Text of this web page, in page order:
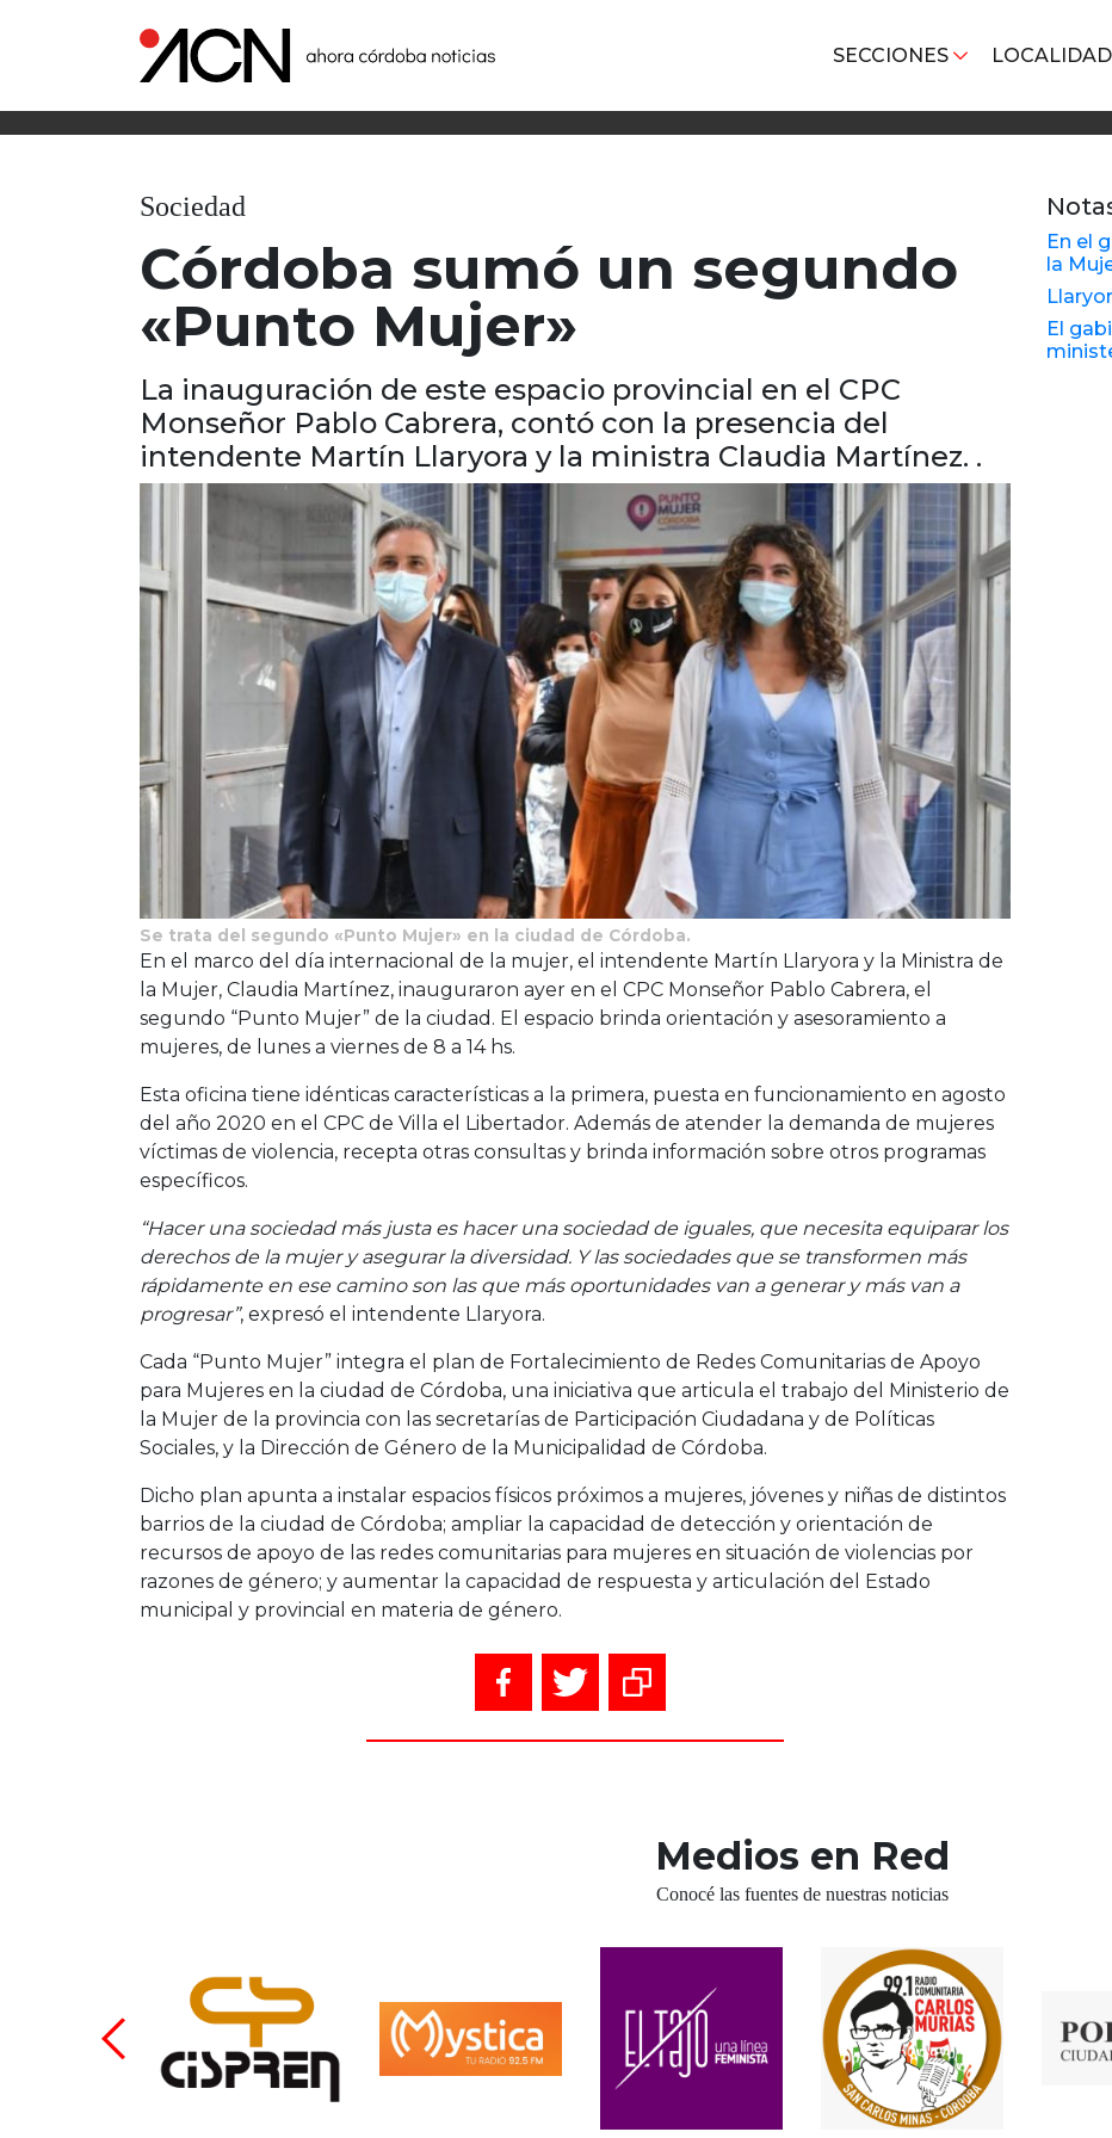
SECCIONES
Sociedad
Córdoba sumó un segundo
«Punto Mujer»
La inauguración de este espacio provincial en el CPC
Monseñor Pablo Cabrera, contó con la presencia del
intendente Martín Llaryora y la ministra Claudia Martínez. .
Se trata del segundo «Punto Mujer» en la ciudad de Córdoba.
En el marco del día internacional de la mujer, el intendente Martín Llaryora y la Ministra de
la Mujer, Claudia Martínez, inauguraron ayer en el CPC Monseñor Pablo Cabrera, el
segundo “Punto Mujer” de la ciudad. El espacio brinda orientación y asesoramiento a
mujeres, de lunes a viernes de 8 a 14 hs.
Esta oficina tiene idénticas características a la primera, puesta en funcionamiento en agosto
del año 2020 en el CPC de Villa el Libertador. Además de atender la demanda de mujeres
víctimas de violencia, recepta otras consultas y brinda información sobre otros programas
específicos.
“Hacer una sociedad más justa es hacer una sociedad de iguales, que necesita equiparar los
derechos de la mujer y asegurar la diversidad. Y las sociedades que se transformen más
rápidamente en ese camino son las que más oportunidades van a generar y más van a
progresar”, expresó el intendente Llaryora.
Cada “Punto Mujer” integra el plan de Fortalecimiento de Redes Comunitarias de Apoyo
para Mujeres en la ciudad de Córdoba, una iniciativa que articula el trabajo del Ministerio de
la Mujer de la provincia con las secretarías de Participación Ciudadana y de Políticas
Sociales, y la Dirección de Género de la Municipalidad de Córdoba.
Dicho plan apunta a instalar espacios físicos próximos a mujeres, jóvenes y niñas de distintos
barrios de la ciudad de Córdoba; ampliar la capacidad de detección y orientación de
recursos de apoyo de las redes comunitarias para mujeres en situación de violencias por
razones de género; y aumentar la capacidad de respuesta y articulación del Estado
municipal y provincial en materia de género.
En el
la
El
Medios en Red
Conocé las fuentes de nuestras noticias